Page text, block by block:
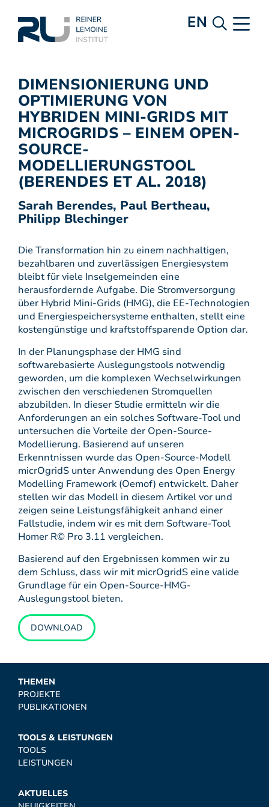
EN
DIMENSIONIERUNG UND
OPTIMIERUNG VON
HYBRIDEN MINI-GRIDS MIT
MICROGRIDS – EINEM OPEN-
SOURCE-
MODELLIERUNGSTOOL
(BERENDES ET AL. 2018)
Sarah Berendes, Paul Bertheau,
Philipp Blechinger
Die Transformation hin zu einem nachhaltigen,
bezahlbaren und zuverlässigen Energiesystem
bleibt für viele Inselgemeinden eine
herausfordernde Aufgabe. Die Stromversorgung
über Hybrid Mini-Grids (HMG), die EE-Technologien
und Energiespeichersysteme enthalten, stellt eine
kostengünstige und kraftstoffsparende Option dar.
In der Planungsphase der HMG sind
softwarebasierte Auslegungstools notwendig
geworden, um die komplexen Wechselwirkungen
zwischen den verschiedenen Stromquellen
abzubilden. In dieser Studie ermitteln wir die
Anforderungen an ein solches Software-Tool und
untersuchen die Vorteile der Open-Source-
Modellierung. Basierend auf unseren
Erkenntnissen wurde das Open-Source-Modell
micrOgridS unter Anwendung des Open Energy
Modelling Framework (Oemof) entwickelt. Daher
stellen wir das Modell in diesem Artikel vor und
zeigen seine Leistungsfähigkeit anhand einer
Fallstudie, indem wir es mit dem Software-Tool
Homer R© Pro 3.11 vergleichen.
Basierend auf den Ergebnissen kommen wir zu
dem Schluss, dass wir mit micrOgridS eine valide
Grundlage für ein Open-Source-HMG-
Auslegungstool bieten.
DOWNLOAD
THEMEN
PROJEKTE
PUBLIKATIONEN
TOOLS & LEISTUNGEN
TOOLS
LEISTUNGEN
AKTUELLES